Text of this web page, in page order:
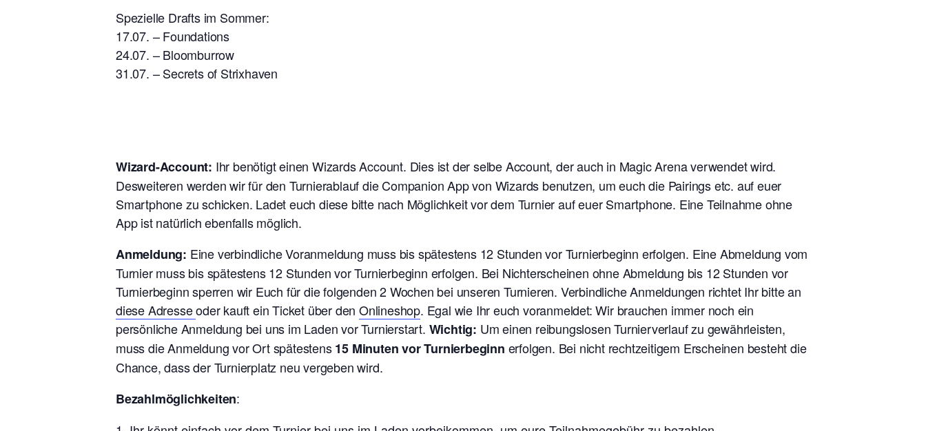
Spezielle Drafts im Sommer:
17.07. – Foundations
24.07. – Bloomburrow
31.07. – Secrets of Strixhaven
Wizard-Account: Ihr benötigt einen Wizards Account. Dies ist der selbe Account, der auch in Magic Arena verwendet wird.
Desweiteren werden wir für den Turnierablauf die Companion App von Wizards benutzen, um euch die Pairings etc. auf euer
Smartphone zu schicken. Ladet euch diese bitte nach Möglichkeit vor dem Turnier auf euer Smartphone. Eine Teilnahme ohne
App ist natürlich ebenfalls möglich.
Anmeldung: Eine verbindliche Voranmeldung muss bis spätestens 12 Stunden vor Turnierbeginn erfolgen. Eine Abmeldung vom
Turnier muss bis spätestens 12 Stunden vor Turnierbeginn erfolgen. Bei Nichterscheinen ohne Abmeldung bis 12 Stunden vor
Turnierbeginn sperren wir Euch für die folgenden 2 Wochen bei unseren Turnieren. Verbindliche Anmeldungen richtet Ihr bitte an
diese Adresseoder kauft ein Ticket über denOnlineshop. Egal wie Ihr euch voranmeldet: Wir brauchen immer noch ein
persönliche Anmeldung bei uns im Laden vor Turnierstart. Wichtig: Um einen reibungslosen Turnierverlauf zu gewährleisten,
muss die Anmeldung vor Ort spätestens15 Minuten vor Turnierbeginn erfolgen. Bei nicht rechtzeitigem Erscheinen besteht die
Chance, dass der Turnierplatz neu vergeben wird.
Bezahlmöglichkeiten: